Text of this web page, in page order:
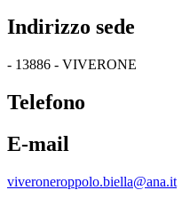
Indirizzo sede
- 13886 - VIVERONE
Telefono
E-mail
viveroneroppolo.biella@ana.it